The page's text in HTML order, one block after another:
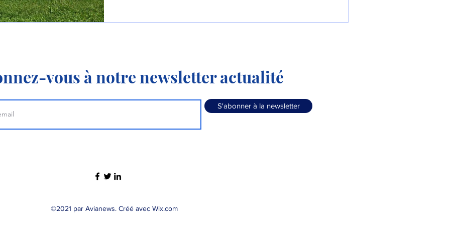
vous à notre newsletter actualité
S'abonner à la newsletter
©2021 par Avianews. Créé avec Wix.com